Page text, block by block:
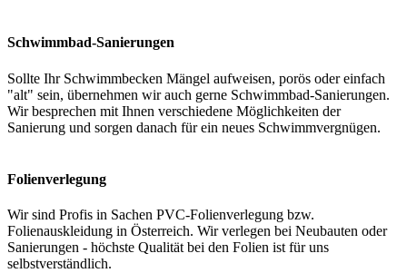
Schwimmbad-Sanierungen
Sollte Ihr Schwimmbecken Mängel aufweisen, porös oder einfach
"alt" sein, übernehmen wir auch gerne Schwimmbad-Sanierungen.
Wir besprechen mit Ihnen verschiedene Möglichkeiten der
Sanierung und sorgen danach für ein neues Schwimmvergnügen.
Folienverlegung
Wir sind Profis in Sachen PVC-Folienverlegung bzw.
Folienauskleidung in Österreich. Wir verlegen bei Neubauten oder
Sanierungen - höchste Qualität bei den Folien ist für uns
selbstverständlich.